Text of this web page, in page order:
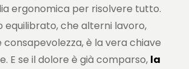
ergonomica per risolvere tutto.
equilibrato, che alterni lavoro,
è la vera chiave
E se il dolore è già comparso, la